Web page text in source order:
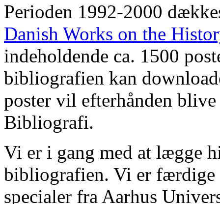
Perioden 1992-2000
Danish Works on the
indeholdende ca. 1500
bibliografien kan
poster vil efterhånden
Bibliografi.
Vi er i gang med at lægge
bibliografien. Vi er færdige
specialer fra Aarhus